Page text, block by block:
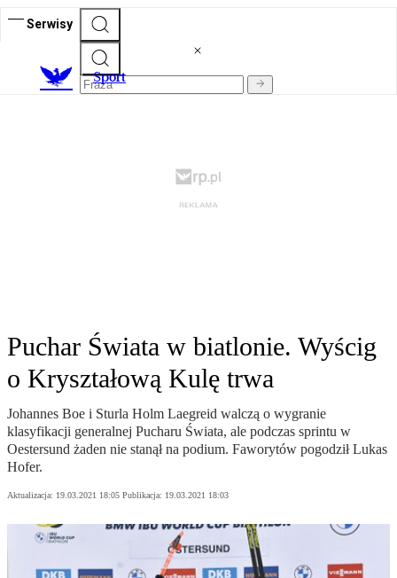
Serwisy
Sport
Puchar Świata w biatlonie. Wyścig
o Kryształową Kulę trwa
Johannes Boe i Sturla Holm Laegreid walczą o wygranie
klasyfikacji generalnej Pucharu Świata, ale podczas sprintu w
Oestersund żaden nie stanął na podium. Faworytów pogodził Lukas
Hofer.
Aktualizacja: 19.03.2021 18:05 Publikacja: 19.03.2021 18:03